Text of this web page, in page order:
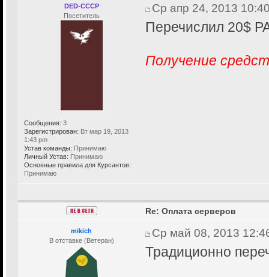
DED-CCCP
Посетитель
Сообщения: 3
Зарегистрирован: Вт мар 19, 2013
1:43 pm
Устав команды: Принимаю
Личный Устав: Принимаю
Основные правила для Курсантов:
Принимаю
Ср апр 24, 2013
Перечислил 20$
Получение
mikich
В отставке (Ветеран)
Re: Оплата серверов
Ср май 08, 2013
Традиционно